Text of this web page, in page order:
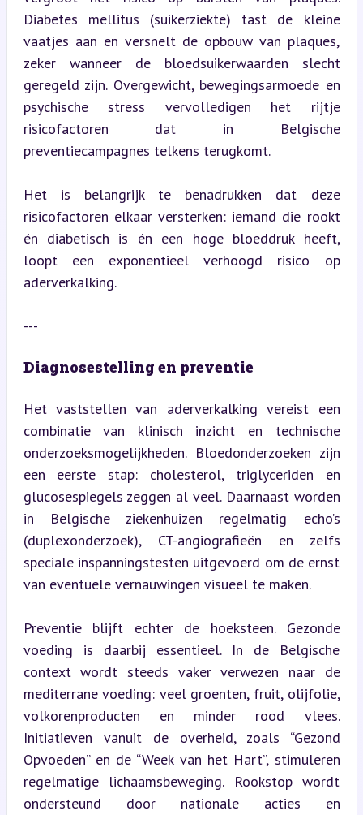
Diabetes mellitus (suikerziekte) tast de kleine
vaatjes aan en versnelt de opbouw van plaques,
zeker wanneer de bloedsuikerwaarden slecht
geregeld zijn. Overgewicht, bewegingsarmoede en
psychische stress vervolledigen het rijtje
risicofactoren dat in Belgische
preventiecampagnes telkens terugkomt.
Het is belangrijk te benadrukken dat deze
risicofactoren elkaar versterken: iemand die rookt
én diabetisch is én een hoge bloeddruk heeft,
loopt een exponentieel verhoogd risico op
aderverkalking.
---
Diagnosestelling en preventie
Het vaststellen van aderverkalking vereist een
combinatie van klinisch inzicht en technische
onderzoeksmogelijkheden. Bloedonderzoeken zijn
een eerste stap: cholesterol, triglyceriden en
glucosespiegels zeggen al veel. Daarnaast worden
in Belgische ziekenhuizen regelmatig echo’s
(duplexonderzoek), CT-angiografieën en zelfs
speciale inspanningstesten uitgevoerd om de ernst
van eventuele vernauwingen visueel te maken.
Preventie blijft echter de hoeksteen. Gezonde
voeding is daarbij essentieel. In de Belgische
context wordt steeds vaker verwezen naar de
mediterrane voeding: veel groenten, fruit, olijfolie,
volkorenproducten en minder rood vlees.
Initiatieven vanuit de overheid, zoals “Gezond
Opvoeden” en de “Week van het Hart”, stimuleren
regelmatige lichaamsbeweging. Rookstop wordt
ondersteund door nationale acties en